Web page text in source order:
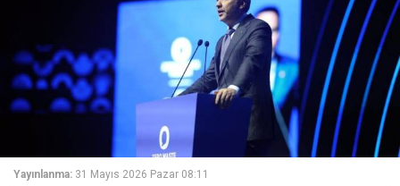
Yayınlanma: 31 Mayıs 2026 Pazar 08:11